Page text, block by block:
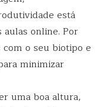
está
online. Por
o seu biotipo e
minimizar
uma boa altura,